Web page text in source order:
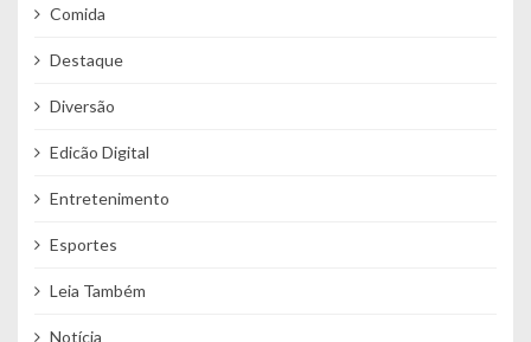
Comida
Destaque
Diversão
Edicão Digital
Entretenimento
Esportes
Leia Também
Notícia